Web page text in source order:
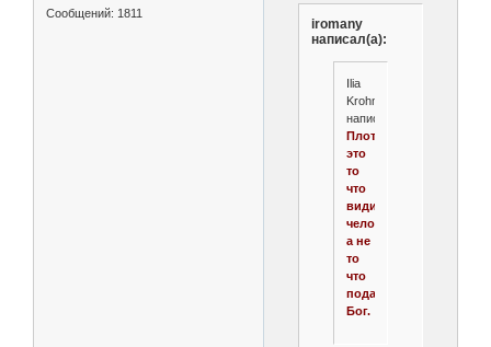
Сообщений: 1811
iromany
написал(а):
Ilia
Krohmal*
написал(а):
Плоть
это
то
что
видит
человек,
а не
то
что
подаёт
Бог.